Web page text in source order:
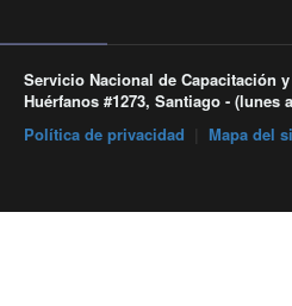
Servicio Nacional de Capacitación
Huérfanos #1273, Santiago - (lunes
Política de privacidad
Mapa del